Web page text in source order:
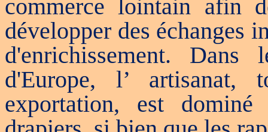
commerce lointain afin
développer des échanges
d'enrichissement. Dans
d'Europe, l’ artisanat,
exportation, est